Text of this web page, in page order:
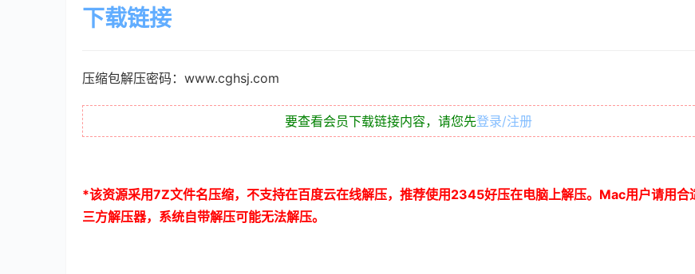
下载链接
压缩包解压密码：www.cghsj.com
要查看会员下载链接内容，请您先登录/注册
*该资源采用7Z文件名压缩，不支持在百度云在线解压，推荐使用 2345好压在电脑上解压。 Mac用户请用合
三方解压器，系统自带解压可能无法解压。